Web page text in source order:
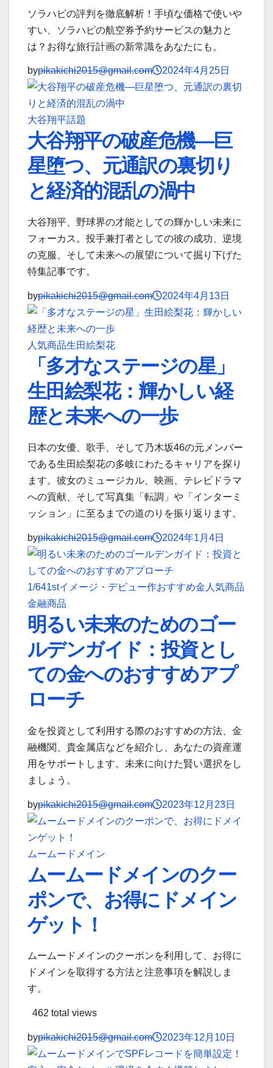
ソラハピの評判を徹底解析！手頃な価格で使いや
すい、ソラハピの航空券予約サービスの魅力と
は？お得な旅行計画の新常識をあなたにも。
bypikakichi2015@gmail.com 2024年4月25日
大谷翔平話題
大谷翔平の破産危機―巨
星堕つ、元通訳の裏切り
と経済的混乱の渦中
大谷翔平、野球界の才能としての輝かしい未来に
フォーカス。投手兼打者としての彼の成功、逆境
の克服、そして未来への展望について掘り下げた
特集記事です。
bypikakichi2015@gmail.com 2024年4月13日
人気商品生田絵梨花
「多才なステージの星」
生田絵梨花：輝かしい経
歴と未来への一歩
日本の女優、歌手、そして乃木坂46の元メンバー
である生田絵梨花の多岐にわたるキャリアを探り
ます。彼女のミュージカル、映画、テレビドラマ
への貢献、そして写真集「転調」や「インターミ
ッション」に至るまでの道のりを振り返ります。
bypikakichi2015@gmail.com 2024年1月4日
1/641stイメージ・デビュー作おすすめ金 人気商品
金融商品
明るい未来のためのゴー
ルデンガイド：投資とし
ての金へのおすすめアプ
ローチ
金を投資として利用する際のおすすめの方法、金
融機関、貴金属店などを紹介し、あなたの資産運
用をサポートします。未来に向けた賢い選択をし
ましょう。
bypikakichi2015@gmail.com 2023年12月23日
ムームードメイン
ムームードメインのクー
ポンで、お得にドメイン
ゲット！
ムームードメインのクーポンを利用して、お得に
ドメインを取得する方法と注意事項を解説しま
す。
462 total views
bypikakichi2015@gmail.com 2023年12月10日